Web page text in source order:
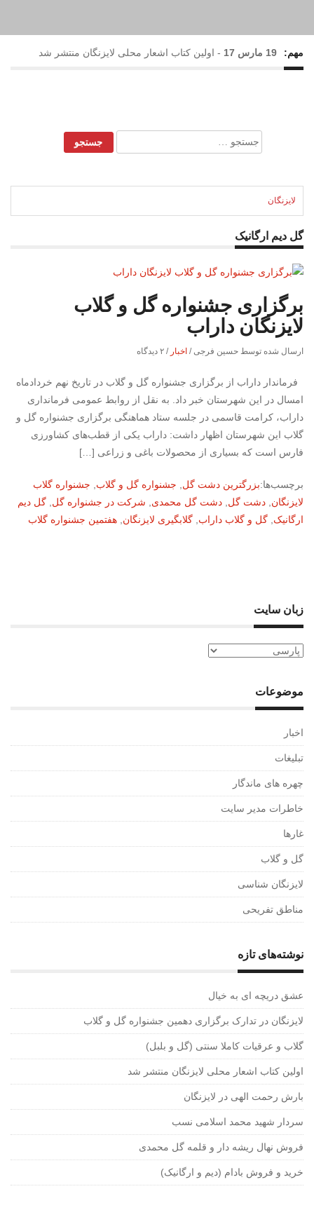
مهم: 19 مارس 17 - اولین کتاب اشعار محلی لایزنگان منتشر شد
جستجو
برای:
لایزنگان
گل دیم ارگانیک
برگزاری جشنواره گل و گلاب
لایزنگان داراب
ارسال شده توسط حسین فرجی/ اخبار / ۲ دیدگاه
فرماندار داراب از برگزاری جشنواره گل و گلاب در تاریخ نهم خردادماه
امسال در این شهرستان خبر داد. به نقل از روابط عمومی فرمانداری
داراب، کرامت قاسمی در جلسه ستاد هماهنگی برگزاری جشنواره گل و
گلاب این شهرستان اظهار داشت: داراب یکی از قطب‌های کشاورزی
فارس است که بسیاری از محصولات باغی و زراعی […]
برچسب‌ها:بزرگترین دشت گل جشنواره گل و گلاب
جشنواره گلاب
لایزنگان دشت گل دشت گل محمدی شرکت در جشنواره گل گل دیم
ارگانیک گل و گلاب داراب گلابگیری لایزنگان هفتمین جشنواره گلاب
زبان سایت
موضوعات
اخبار
تبلیغات
چهره های ماندگار
خاطرات مدیر سایت
غارها
گل و گلاب
لایزنگان شناسی
مناطق تفریحی
نوشته‌های تازه
عشق دریچه ای به خیال
لایزنگان در تدارک برگزاری دهمین جشنواره گل و گلاب
گلاب و عرقیات کاملا سنتی (گل و بلبل)
اولین کتاب اشعار محلی لایزنگان منتشر شد
بارش رحمت الهی در لایزنگان
سردار شهید محمد اسلامی نسب
فروش نهال ریشه دار و قلمه گل محمدی
خرید و فروش بادام (دیم و ارگانیک)